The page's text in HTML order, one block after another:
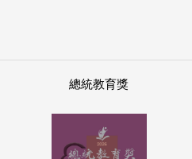
總統教育獎